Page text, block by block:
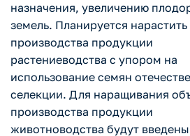
назначения, увеличению
земель. Планируется
производства продукции
растениеводства с упором на
использование семян
селекции. Для наращивания
производства продукции
животноводства будут